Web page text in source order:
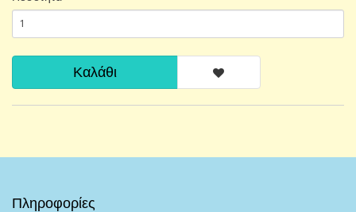
Καλάθι
Πληροφορίες